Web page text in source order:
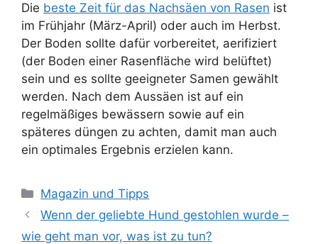
Die beste Zeit für das Nachsäen von Rasen ist
im Frühjahr (März-April) oder auch im Herbst.
Der Boden sollte dafür vorbereitet, aerifiziert
(der Boden einer Rasenfläche wird belüftet)
sein und es sollte geeigneter Samen gewählt
werden. Nach dem Aussäen ist auf ein
regelmäßiges bewässern sowie auf ein
späteres düngen zu achten, damit man auch
ein optimales Ergebnis erzielen kann.
Kategorien
Magazin und Tipps
Wenn der geliebte Hund gestohlen wurde –
wie geht man vor, was ist zu tun?